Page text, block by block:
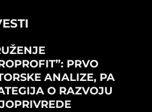
PRVO
ANALIZE, PA
O RAZVOJU